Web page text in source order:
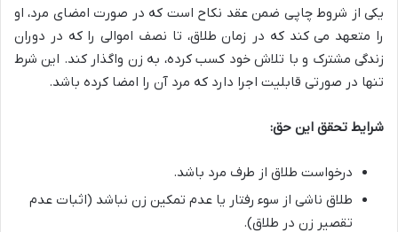
یکی از شروط چاپی ضمن عقد نکاح است که در صورت امضای مرد، او
را متعهد می کند که در زمان طلاق، تا نصف اموالی را که در دوران
زندگی مشترک و با تلاش خود کسب کرده، به زن واگذار کند. این شرط
تنها در صورتی قابلیت اجرا دارد که مرد آن را امضا کرده باشد.
شرایط تحقق این حق:
درخواست طلاق از طرف مرد باشد.
طلاق ناشی از سوء رفتار یا عدم تمکین زن نباشد (اثبات عدم
تقصیر زن در طلاق).